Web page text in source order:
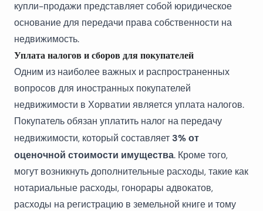
купли-продажи представляет собой юридическое
основание для передачи права собственности на
недвижимость.
Уплата налогов и сборов для покупателей
Одним из наиболее важных и распространенных
вопросов для иностранных покупателей
недвижимости в Хорватии является уплата налогов.
Покупатель обязан уплатить налог на передачу
недвижимости, который составляет 3% от
оценочной стоимости имущества. Кроме того,
могут возникнуть дополнительные расходы, такие как
нотариальные расходы, гонорары адвокатов,
расходы на регистрацию в земельной книге и тому